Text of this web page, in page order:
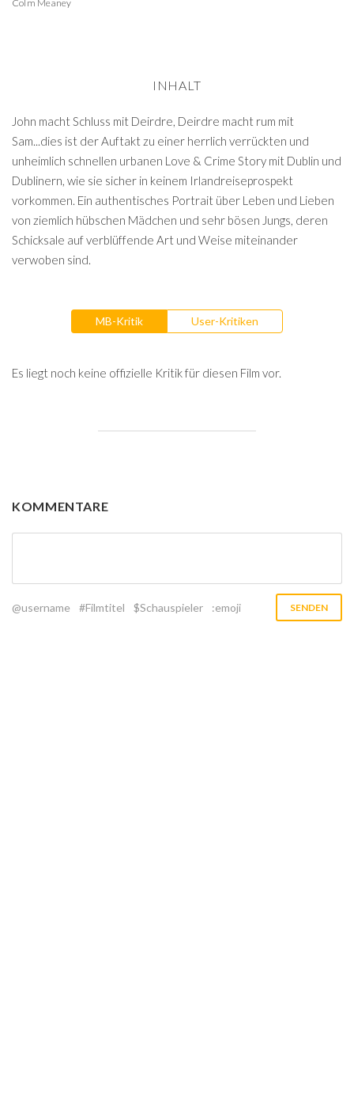
Colm Meaney
INHALT
John macht Schluss mit Deirdre, Deirdre macht rum mit
Sam...dies ist der Auftakt zu einer herrlich verrückten und
unheimlich schnellen urbanen Love & Crime Story mit Dublin und
Dublinern, wie sie sicher in keinem Irlandreiseprospekt
vorkommen. Ein authentisches Portrait über Leben und Lieben
von ziemlich hübschen Mädchen und sehr bösen Jungs, deren
Schicksale auf verblüffende Art und Weise miteinander
verwoben sind.
MB-Kritik User-Kritiken
Es liegt noch keine offizielle Kritik für diesen Film vor.
KOMMENTARE
@username #Filmtitel $Schauspieler :emoji